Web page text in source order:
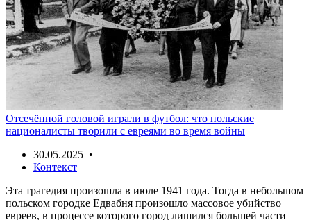
Отсечённой головой играли в футбол: что польские
националисты творили с евреями во время войны
30.05.2025 •
Контекст
Эта трагедия произошла в июле 1941 года. Тогда в небольшом
польском городке Едвабня произошло массовое убийство
евреев, в процессе которого город лишился большей части